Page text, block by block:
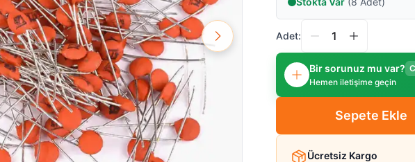
Adet:
Bir sorunuz mu var?
Hemen iletişime geçin
Sepete Ekle
Ücretsiz Kargo